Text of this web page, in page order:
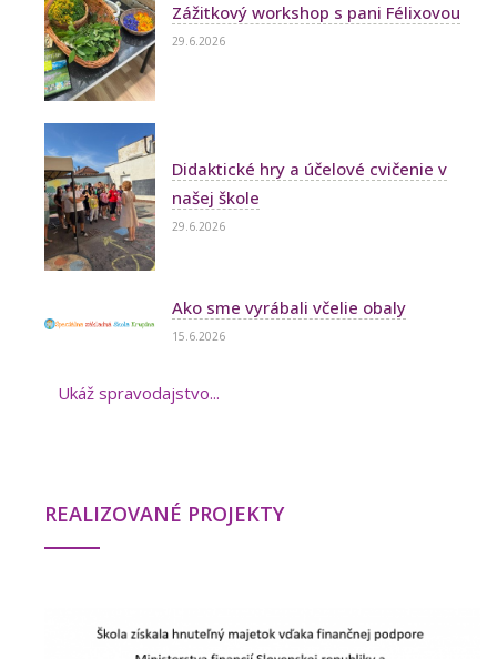
Zážitkový workshop s pani Félixovou
29.6.2026
Didaktické hry a účelové cvičenie v
našej škole
29.6.2026
Ako sme vyrábali včelie obaly
15.6.2026
Ukáž spravodajstvo...
REALIZOVANÉ PROJEKTY